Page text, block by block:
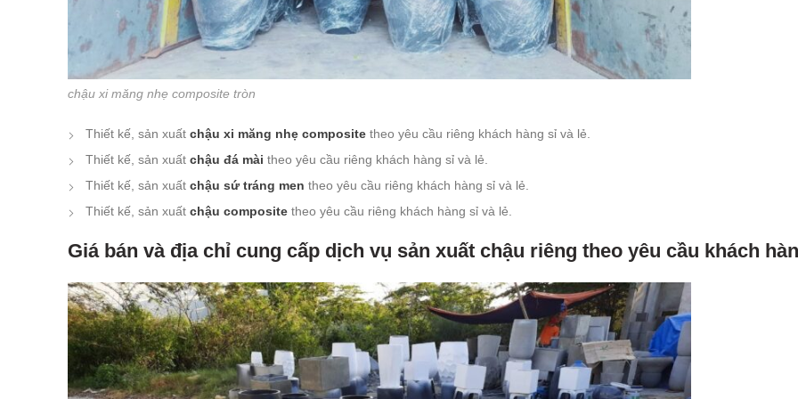
chậu xi măng nhẹ composite tròn
Thiết kế, sản xuất chậu xi măng nhẹ composite theo yêu cầu riêng khách hàng sỉ và lẻ.
Thiết kế, sản xuất chậu đá mài theo yêu cầu riêng khách hàng sỉ và lẻ.
Thiết kế, sản xuất chậu sứ tráng men theo yêu cầu riêng khách hàng sỉ và lẻ.
Thiết kế, sản xuất chậu composite theo yêu cầu riêng khách hàng sỉ và lẻ.
Giá bán và địa chỉ cung cấp dịch vụ sản xuất chậu riêng theo yêu cầu khách